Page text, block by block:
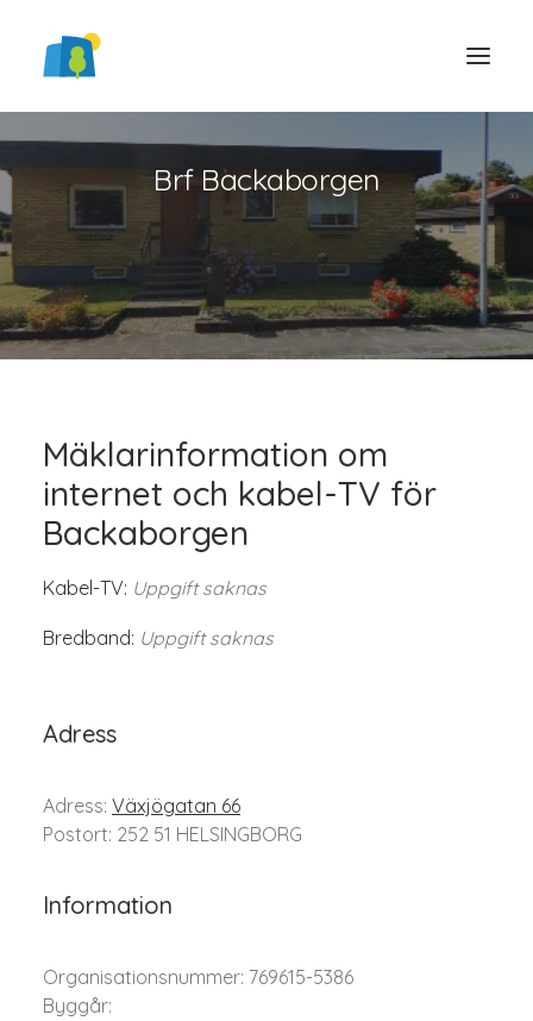
LOGGA IN
Brf Backaborgen
Mäklarinformation om
internet och kabel-TV för
Backaborgen
Kabel-TV: Uppgift saknas
Bredband: Uppgift saknas
Adress
Adress: Växjögatan 66
Postort: 252 51 HELSINGBORG
Information
Organisationsnummer: 769615-5386
Byggår: